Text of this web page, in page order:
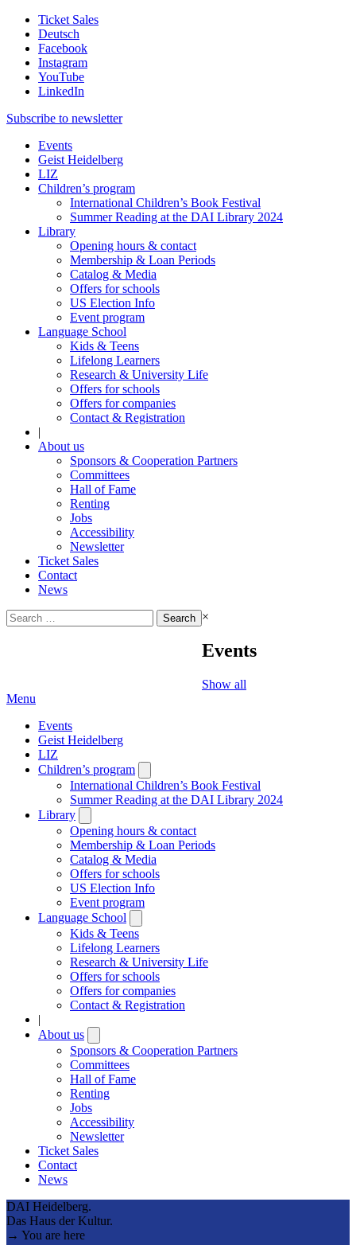
Ticket Sales
Deutsch
Facebook
Instagram
YouTube
LinkedIn
Subscribe to newsletter
Events
Geist Heidelberg
LIZ
Children’s program
International Children’s Book Festival
Summer Reading at the DAI Library 2024
Library
Opening hours & contact
Membership & Loan Periods
Catalog & Media
Offers for schools
US Election Info
Event program
Language School
Kids & Teens
Lifelong Learners
Research & University Life
Offers for schools
Offers for companies
Contact & Registration
|
About us
Sponsors & Cooperation Partners
Committees
Hall of Fame
Renting
Jobs
Accessibility
Newsletter
Ticket Sales
Contact
News
Search
for:
×
Events
Show all
Menu
Events
Geist Heidelberg
LIZ
Children’s program
submenu
International Children’s Book Festival
Summer Reading at the DAI Library 2024
Library
submenu
Opening hours & contact
Membership & Loan Periods
Catalog & Media
Offers for schools
US Election Info
Event program
Language School
submenu
Kids & Teens
Lifelong Learners
Research & University Life
Offers for schools
Offers for companies
Contact & Registration
|
About us
submenu
Sponsors & Cooperation Partners
Committees
Hall of Fame
Renting
Jobs
Accessibility
Newsletter
Ticket Sales
Contact
News
DAI Heidelberg.
Das Haus der Kultur.
→ You are here